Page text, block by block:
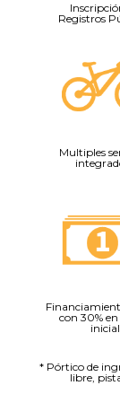
Registros
Multiples
con 30%
inicial
* Pórtico de
libre,